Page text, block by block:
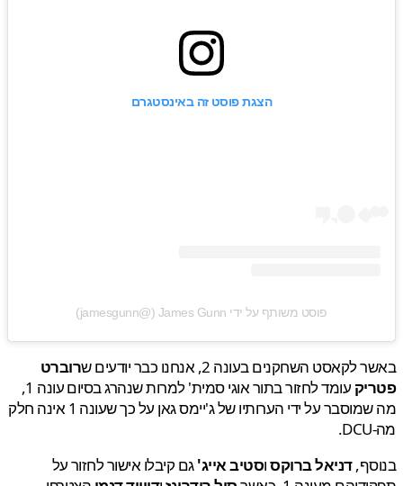
הצגת פוסט זה באינסטגרם
פוסט משותף על ידי ‏‎James Gunn‎‏ (@‏‎jamesgunn‎‏) ‎‏
השחקנים בעונה 2, אנחנו כבר יודעים ש
רוברט
עומד לחזור בתור אוגי סמית' למרות שנהרג בסיום עונה 1,
מה שמוסבר על ידי הערותיו של ג'יימס גאן על כך שעונה 1 אינה חלק
דניאל ברוקסוסטיב אייג'גם קיבלו אישור לחזור על